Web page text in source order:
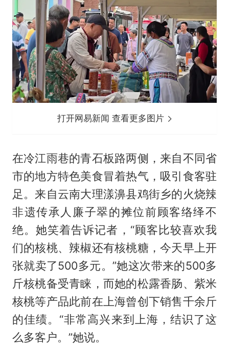
打开网易新闻 查看更多图片
在冷江雨巷的青石板路两侧，来自不同省
市的地方特色美食冒着热气，吸引食客驻
足。来自云南大理漾濞县鸡街乡的火烧辣
非遗传承人廉子翠的摊位前顾客络绎不
绝。她笑着告诉记者，“顾客比较喜欢我
们的核桃、辣椒还有核桃糖，今天早上开
张就卖了500多元。”她这次带来的500多
斤核桃备受青睐，而她的松露香肠、紫米
核桃等产品此前在上海曾创下销售千余斤
的佳绩。“非常高兴来到上海，结识了这
么多客户。”她说。